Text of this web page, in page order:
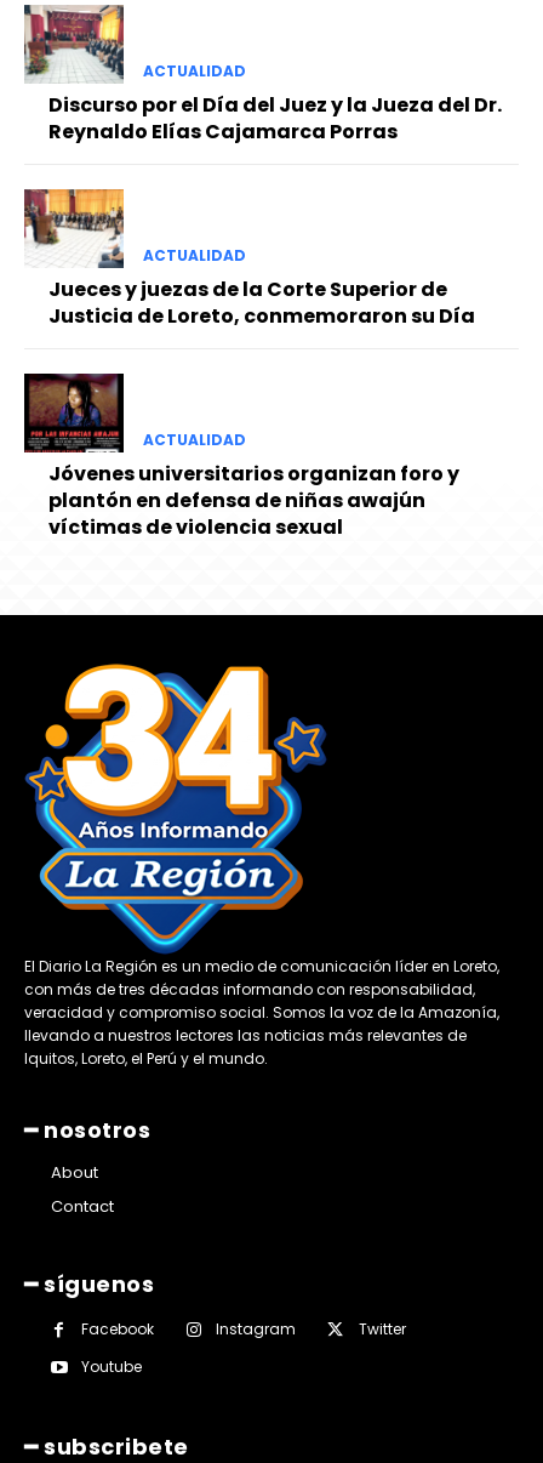
ACTUALIDAD
Discurso por el Día del Juez y la Jueza del Dr.
Reynaldo Elías Cajamarca Porras
ACTUALIDAD
Jueces y juezas de la Corte Superior de
Justicia de Loreto, conmemoraron su Día
ACTUALIDAD
Jóvenes universitarios organizan foro y
plantón en defensa de niñas awajún
víctimas de violencia sexual
El Diario La Región es un medio de comunicación líder en Loreto,
con más de tres décadas informando con responsabilidad,
veracidad y compromiso social. Somos la voz de la Amazonía,
llevando a nuestros lectores las noticias más relevantes de
Iquitos, Loreto, el Perú y el mundo.
━ nosotros
About
Contact
━ síguenos
Facebook Instagram
Twitter
Youtube
━ subscribete